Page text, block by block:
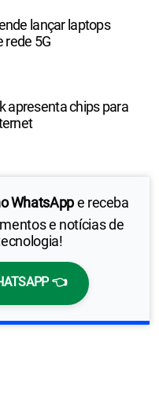
WhatsAppe receba
e notícias de
👈
lançar laptops
rede 5G
apresenta chips para